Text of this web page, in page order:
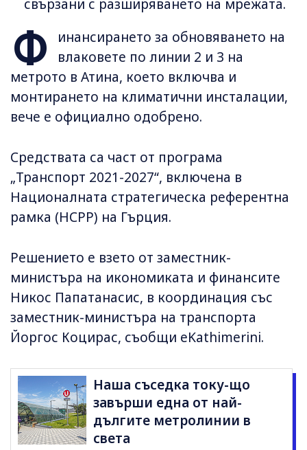
свързани с разширяването на мрежата.
Ф
инансирането за обновяването на
влаковете по линии 2 и 3 на
метрото в Атина, което включва и
монтирането на климатични инсталации,
вече е официално одобрено.
Средствата са част от програма
„Транспорт 2021-2027“, включена в
Националната стратегическа референтна
рамка (НСРР) на Гърция.
Решението е взето от заместник-
министъра на икономиката и финансите
Никос Папатанасис, в координация със
заместник-министъра на транспорта
Йоргос Коцирас, съобщи eKathimerini.
Наша съседка току-що
завърши една от най-
дългите метролинии в
света